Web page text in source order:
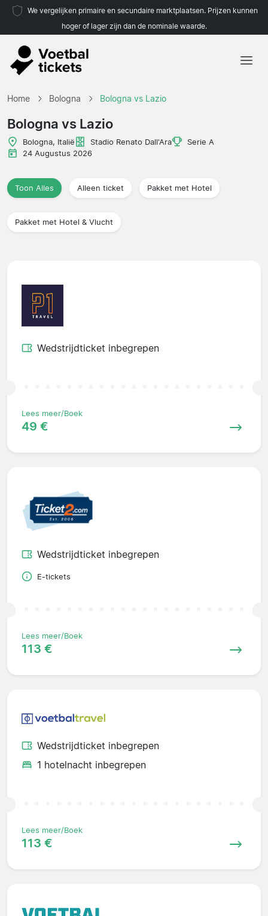
We vergelijken primaire en secundaire marktplaatsen. Prijzen kunnen
hoger of lager zijn dan de nominale waarde.
Home Bologna Bologna vs Lazio
Bologna vs Lazio
Bologna, Italië Stadio Renato Dall'Ara
Serie A
24 Augustus 2026
Toon Alles Alleen ticket Pakket met Hotel
Pakket met Hotel & Vlucht
Wedstrijdticket inbegrepen
Lees meer/Boek
49 €
Wedstrijdticket inbegrepen
E-tickets
Lees meer/Boek
113 €
Wedstrijdticket inbegrepen
1 hotelnacht inbegrepen
Lees meer/Boek
113 €